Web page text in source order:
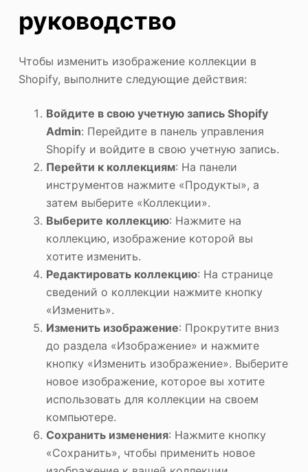
руководство
Чтобы изменить изображение коллекции в
Shopify, выполните следующие действия:
Войдите в свою учетную запись Shopify
Admin: Перейдите в панель управления
Shopify и войдите в свою учетную запись.
Перейти к коллекциям: На панели
инструментов нажмите «Продукты», а
затем выберите «Коллекции».
Выберите коллекцию: Нажмите на
коллекцию, изображение которой вы
хотите изменить.
Редактировать коллекцию: На странице
сведений о коллекции нажмите кнопку
«Изменить».
Изменить изображение: Прокрутите вниз
до раздела «Изображение» и нажмите
кнопку «Изменить изображение». Выберите
новое изображение, которое вы хотите
использовать для коллекции на своем
компьютере.
Сохранить изменения: Нажмите кнопку
«Сохранить», чтобы применить новое